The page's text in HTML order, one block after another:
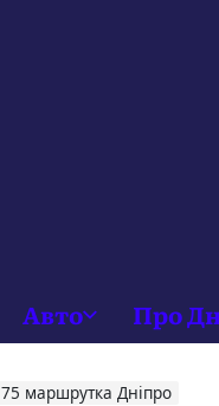
Авто Про
75 маршрутка Дніпро